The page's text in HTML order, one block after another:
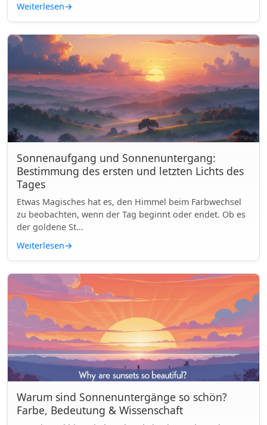
Weiterlesen→
Sonnenaufgang und Sonnenuntergang:
Bestimmung des ersten und letzten Lichts des
Tages
Etwas Magisches hat es, den Himmel beim Farbwechsel
zu beobachten, wenn der Tag beginnt oder endet. Ob es
der goldene St...
Weiterlesen→
Warum sind Sonnenuntergänge so schön?
Farbe, Bedeutung & Wissenschaft